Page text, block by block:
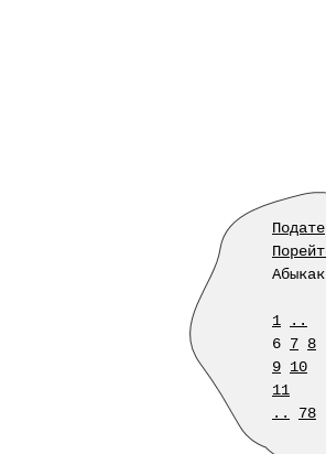
Подате
Абыкак
1
..
6 7 8
9 10
11
..
78